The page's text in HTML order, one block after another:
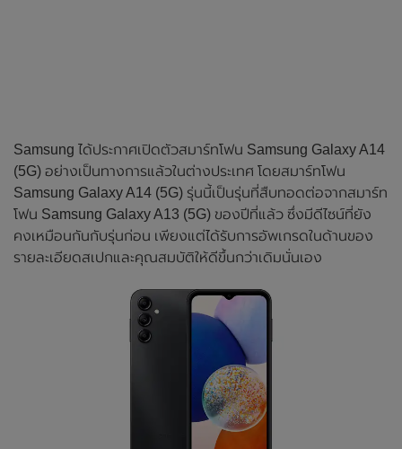
Samsung ได้ประกาศเปิดตัวสมาร์ทโฟน Samsung Galaxy A14
(5G) อย่างเป็นทางการแล้วในต่างประเทศ โดยสมาร์ทโฟน
Samsung Galaxy A14 (5G) รุ่นนี้เป็นรุ่นที่สืบทอดต่อจากสมาร์ท
โฟน Samsung Galaxy A13 (5G) ของปีที่แล้ว ซึ่งมีดีไซน์ที่ยัง
คงเหมือนกันกับรุ่นก่อน เพียงแต่ได้รับการอัพเกรดในด้านของ
รายละเอียดสเปกและคุณสมบัติให้ดีขึ้นกว่าเดิมนั่นเอง